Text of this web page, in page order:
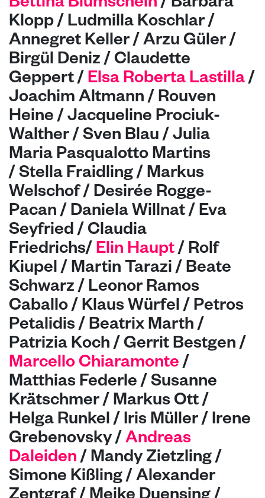
Bettina Blumschein/ Barbara
Klopp / Ludmilla Koschlar /
Annegret Keller / Arzu Güler /
Birgül Deniz / Claudette
Geppert / Elsa Roberta Lastilla/
Joachim Altmann / Rouven
Heine / Jacqueline Prociuk-
Walther / Sven Blau / Julia
Maria Pasqualotto Martins
/ Stella Fraidling / Markus
Welschof / Desirée Rogge-
Pacan / Daniela Willnat / Eva
Seyfried / Claudia
Friedrichs/ Elin Haupt/ Rolf
Kiupel / Martin Tarazi / Beate
Schwarz / Leonor Ramos
Caballo / Klaus Würfel / Petros
Petalidis / Beatrix Marth /
Patrizia Koch / Gerrit Bestgen /
Marcello Chiaramonte/
Matthias Federle / Susanne
Krätschmer / Markus Ott /
Helga Runkel / Iris Müller / Irene
Grebenovsky / Andreas
Daleiden/ Mandy Zietzling /
Simone Kißling / Alexander